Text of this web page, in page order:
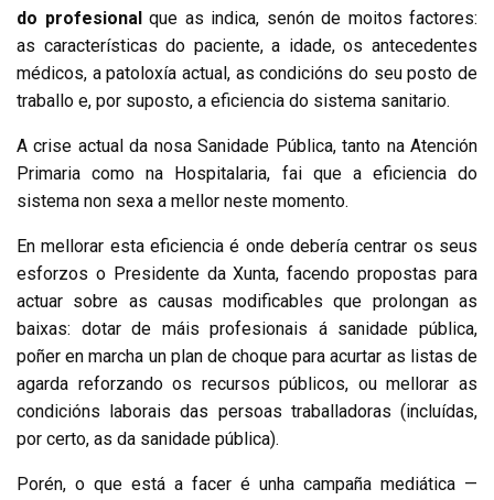
do profesional que as indica, senón de moitos factores:
as características do paciente, a idade, os antecedentes
médicos, a patoloxía actual, as condicións do seu posto de
traballo e, por suposto, a eficiencia do sistema sanitario.
A crise actual da nosa Sanidade Pública, tanto na Atención
Primaria como na Hospitalaria, fai que a eficiencia do
sistema non sexa a mellor neste momento.
En mellorar esta eficiencia é onde debería centrar os seus
esforzos o Presidente da Xunta, facendo propostas para
actuar sobre as causas modificables que prolongan as
baixas: dotar de máis profesionais á sanidade pública,
poñer en marcha un plan de choque para acurtar as listas de
agarda reforzando os recursos públicos, ou mellorar as
condicións laborais das persoas traballadoras (incluídas,
por certo, as da sanidade pública).
Porén, o que está a facer é unha campaña mediática —